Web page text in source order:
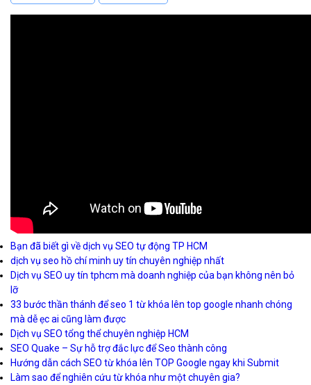
Bạn đã biết gì về dịch vụ SEO tự động TP HCM
dịch vụ seo hồ chí minh uy tín chuyên nghiệp nhất
Dịch vụ SEO uy tín tphcm mà doanh nghiệp của bạn không nên bỏ
lỡ
33 bước thần thánh để seo 1 từ khóa lên top google nhanh chóng
mà dễ ẹc ai cũng làm được
Dịch vụ SEO tổng thể chuyên nghiệp HCM
SEO Quake – Sự hỗ trợ đắc lực để Seo thành công
Hướng dẫn cách SEO từ khóa lên TOP Google ngay khi Submit
Làm sao để nghiên cứu từ khóa như một chuyên gia?